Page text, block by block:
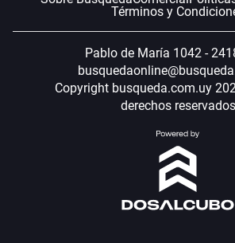
Términos y
Pablo de María 1042 -
Copyright busqueda.com.uy
derechos reservados